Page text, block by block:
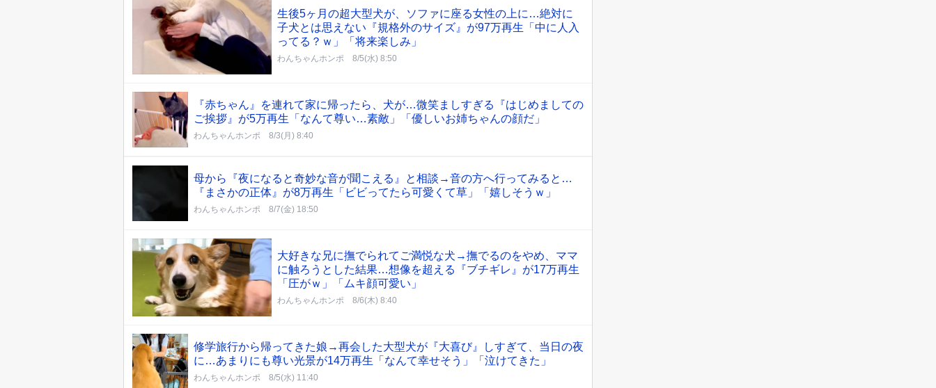
生後5ヶ月の超大型犬が、ソファに座る女性の上に…絶対に
子犬とは思えない『規格外のサイズ』が97万再生「中に人入
ってる？ｗ」「将来楽しみ」
わんちゃんホンポ 8/5(水) 8:50
『赤ちゃん』を連れて家に帰ったら、犬が…微笑ましすぎる『はじめましての
ご挨拶』が5万再生「なんて尊い…素敵」「優しいお姉ちゃんの顔だ」
わんちゃんホンポ 8/3(月) 8:40
母から『夜になると奇妙な音が聞こえる』と相談→音の方へ行ってみると…
『まさかの正体』が8万再生「ビビってたら可愛くて草」「嬉しそうｗ」
わんちゃんホンポ 8/7(金) 18:50
大好きな兄に撫でられてご満悦な犬→撫でるのをやめ、ママ
に触ろうとした結果…想像を超える『ブチギレ』が17万再生
「圧がｗ」「ムキ顔可愛い」
わんちゃんホンポ 8/6(木) 8:40
修学旅行から帰ってきた娘→再会した大型犬が『大喜び』しすぎて、当日の夜
に…あまりにも尊い光景が14万再生「なんて幸せそう」「泣けてきた」
わんちゃんホンポ 8/5(水) 11:40